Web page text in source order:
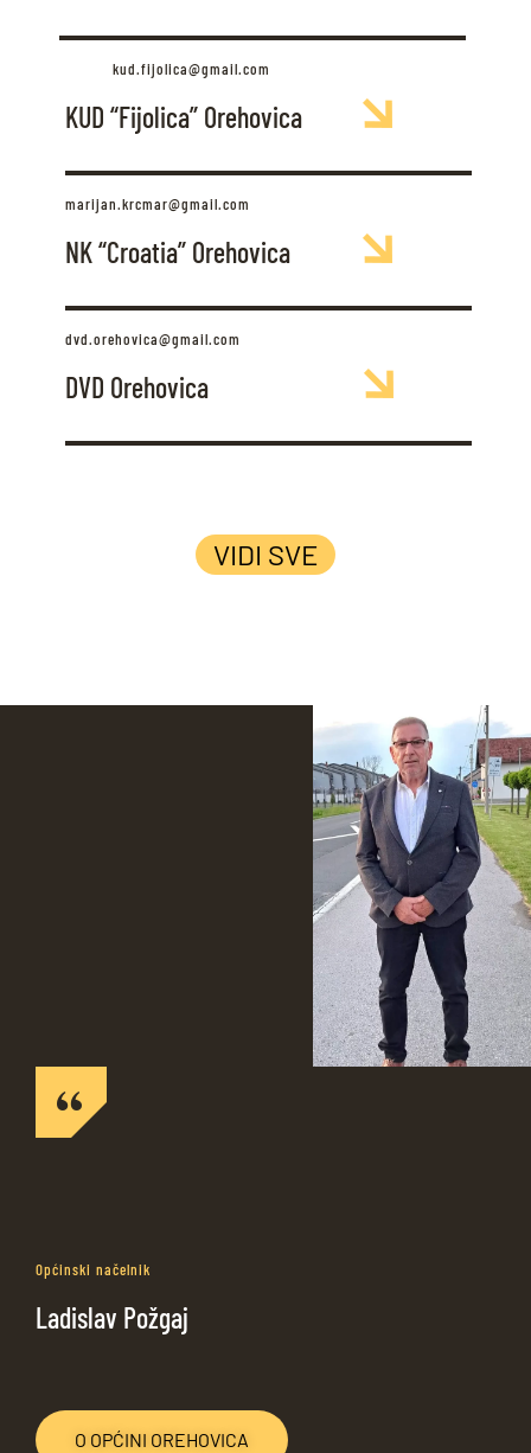
kud.fijolica@gmail.com
KUD “Fijolica” Orehovica
marijan.krcmar@gmail.com
NK “Croatia” Orehovica
dvd.orehovica@gmail.com
DVD Orehovica
VIDI SVE
Općinski načelnik
Ladislav Požgaj
O OPĆINI OREHOVICA